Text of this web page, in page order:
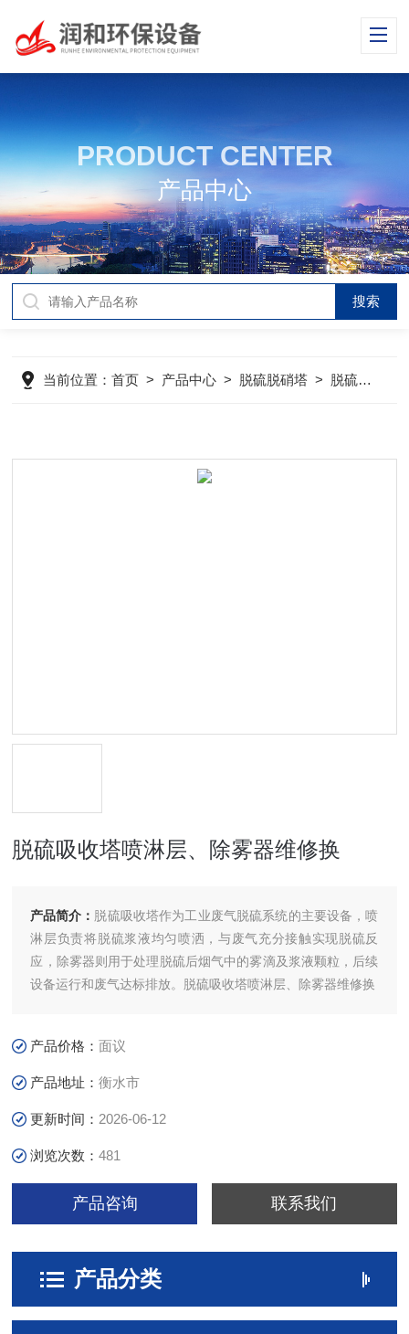
PRODUCT CENTER
产品中心
当前位置：首页 > 产品中心 > 脱硫脱硝塔 > 脱硫吸收塔
脱硫吸收塔喷淋层、除雾器维修换
产品简介： 脱硫吸收塔作为工业废气脱硫系统的主要设备，喷
淋层负责将脱硫浆液均匀喷洒，与废气充分接触实现脱硫反
应，除雾器则用于处理脱硫后烟气中的雾滴及浆液颗粒，后续
设备运行和废气达标排放。脱硫吸收塔喷淋层、除雾器维修换
产品价格：面议
产品地址：衡水市
更新时间： 2026-06-12
浏览次数：481
产品咨询 联系我们
产品分类